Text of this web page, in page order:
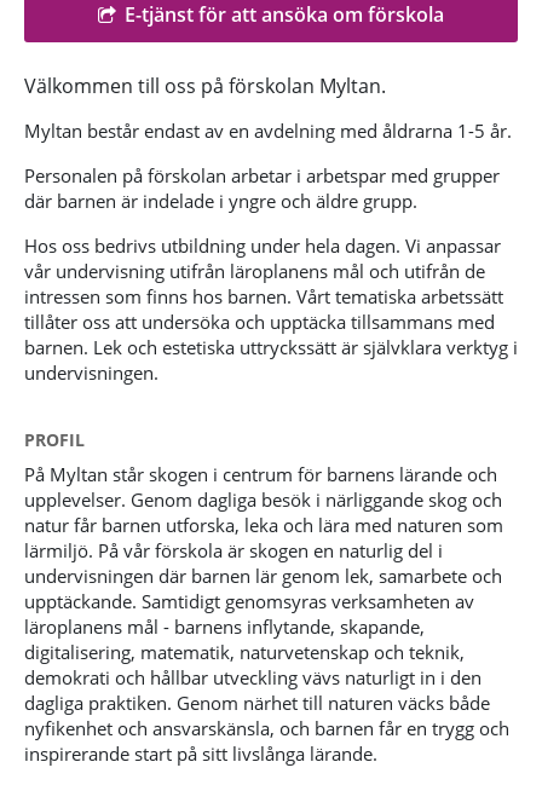
E-tjänst för att ansöka om förskola
Välkommen till oss på förskolan Myltan.
Myltan består endast av en avdelning med åldrarna 1-5 år.
Personalen på förskolan arbetar i arbetspar med grupper
där barnen är indelade i yngre och äldre grupp.
Hos oss bedrivs utbildning under hela dagen. Vi anpassar
vår undervisning utifrån läroplanens mål och utifrån de
intressen som finns hos barnen. Vårt tematiska arbetssätt
tillåter oss att undersöka och upptäcka tillsammans med
barnen. Lek och estetiska uttryckssätt är självklara verktyg i
undervisningen.
PROFIL
På Myltan står skogen i centrum för barnens lärande och
upplevelser. Genom dagliga besök i närliggande skog och
natur får barnen utforska, leka och lära med naturen som
lärmiljö. På vår förskola är skogen en naturlig del i
undervisningen där barnen lär genom lek, samarbete och
upptäckande. Samtidigt genomsyras verksamheten av
läroplanens mål - barnens inflytande, skapande,
digitalisering, matematik, naturvetenskap och teknik,
demokrati och hållbar utveckling vävs naturligt in i den
dagliga praktiken. Genom närhet till naturen väcks både
nyfikenhet och ansvarskänsla, och barnen får en trygg och
inspirerande start på sitt livslånga lärande.